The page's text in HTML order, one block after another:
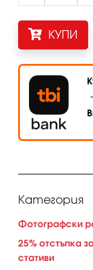
КУПИ
Категория
Фотографски
25% отстъпка
стативи